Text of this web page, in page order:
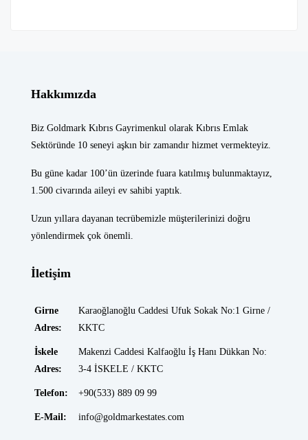
Hakkımızda
Biz Goldmark Kıbrıs Gayrimenkul olarak Kıbrıs Emlak
Sektöründe 10 seneyi aşkın bir zamandır hizmet vermekteyiz.
Bu güne kadar 100’ün üzerinde fuara katılmış bulunmaktayız,
1.500 civarında aileyi ev sahibi yaptık.
Uzun yıllara dayanan tecrübemizle müşterilerinizi doğru
yönlendirmek çok önemli.
İletişim
Girne
Adres:
Karaoğlanoğlu Caddesi Ufuk Sokak No:1 Girne /
KKTC
İskele
Adres:
Makenzi Caddesi Kalfaoğlu İş Hanı Dükkan No:
3-4 İSKELE / KKTC
Telefon: +90(533) 889 09 99
E-Mail: info@goldmarkestates.com